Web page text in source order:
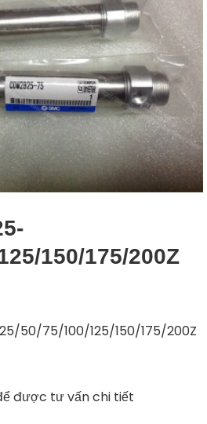
150/175/200Z
50/75/100/125/150/175/200Z
được tư vấn chi tiết